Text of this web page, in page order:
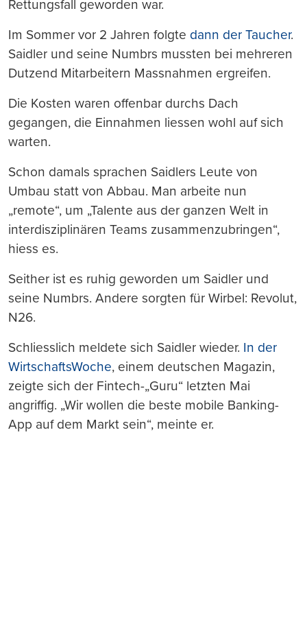
Rettungsfall geworden war.
Im Sommer vor 2 Jahren folgte dann der Taucher.
Saidler und seine Numbrs mussten bei mehreren
Dutzend Mitarbeitern Massnahmen ergreifen.
Die Kosten waren offenbar durchs Dach
gegangen, die Einnahmen liessen wohl auf sich
warten.
Schon damals sprachen Saidlers Leute von
Umbau statt von Abbau. Man arbeite nun
„remote“, um „Talente aus der ganzen Welt in
interdisziplinären Teams zusammenzubringen“,
hiess es.
Seither ist es ruhig geworden um Saidler und
seine Numbrs. Andere sorgten für Wirbel: Revolut,
N26.
Schliesslich meldete sich Saidler wieder. In der
WirtschaftsWoche, einem deutschen Magazin,
zeigte sich der Fintech-„Guru“ letzten Mai
angriffig. „Wir wollen die beste mobile Banking-
App auf dem Markt sein“, meinte er.